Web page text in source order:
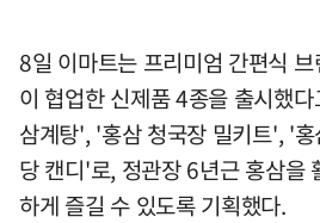
8일 이마트는 프리미엄 간편식
이 협업한 신제품 4종을 출시했
삼계탕', '홍삼 청국장 밀키트', '
당 캔디'로, 정관장 6년근 홍삼을
하게 즐길 수 있도록 기획했다.